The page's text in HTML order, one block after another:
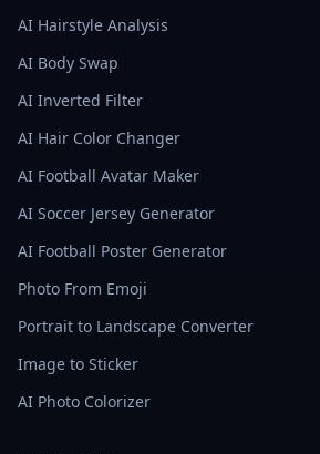
AI Hairstyle Analysis
AI Body Swap
AI Inverted Filter
AI Hair Color Changer
AI Football Avatar Maker
AI Soccer Jersey Generator
AI Football Poster Generator
Photo From Emoji
Portrait to Landscape Converter
Image to Sticker
AI Photo Colorizer